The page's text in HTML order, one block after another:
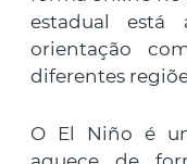
estadual está
orientação
diferentes
O El Niño é